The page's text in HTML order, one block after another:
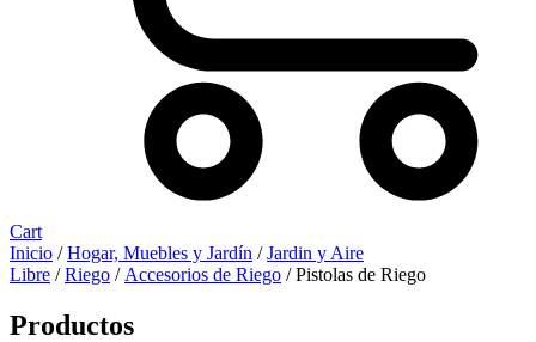
Cart
Inicio /Hogar, Muebles y Jardín /Jardin y Aire
Libre /Riego / Accesorios de Riego / Pistolas de Riego
Productos